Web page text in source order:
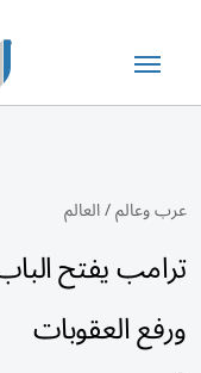
عرب وعالم/العالم
ورفع العقوبات